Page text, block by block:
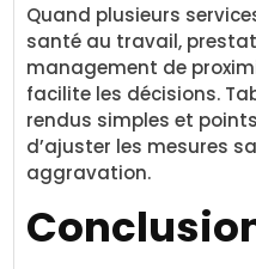
Quand plusieurs
santé au travail,
management de
facilite les décisions.
rendus simples et
d’ajuster les mesures
aggravation.